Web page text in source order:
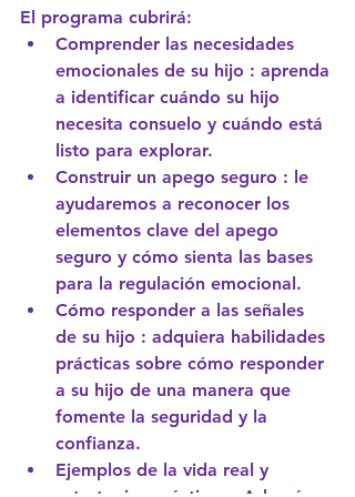
El programa cubrirá:
Comprender las necesidades
emocionales de su hijo : aprenda
a identificar cuándo su hijo
necesita consuelo y cuándo está
listo para explorar.
Construir un apego seguro : le
ayudaremos a reconocer los
elementos clave del apego
seguro y cómo sienta las bases
para la regulación emocional.
Cómo responder a las señales
de su hijo : adquiera habilidades
prácticas sobre cómo responder
a su hijo de una manera que
fomente la seguridad y la
confianza.
Ejemplos de la vida real y